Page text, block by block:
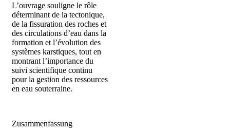
L’ouvrage souligne le rôle
déterminant de la tectonique,
de la fissuration des roches et
des circulations d’eau dans la
formation et l’évolution des
systèmes karstiques, tout en
montrant l’importance du
suivi scientifique continu
pour la gestion des ressources
en eau souterraine.
Zusammenfassung